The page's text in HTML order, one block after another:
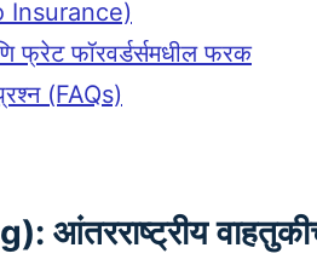
Insurance)
फ्रेट फॉरवर्डर्समधील फरक
(FAQs)
आंतरराष्ट्रीय